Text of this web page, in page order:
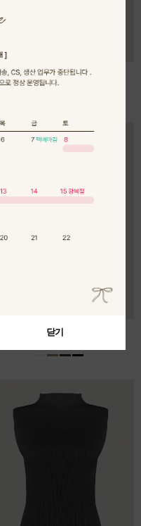
제작 숄플리츠블라
79,000원
제작 반팔플리츠후드티
닫기
닫기
닫기
닫기